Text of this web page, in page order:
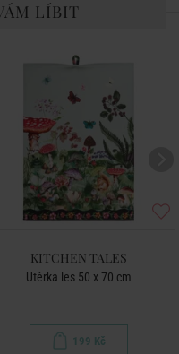
LÍBIT
KITCHEN TALES
Utěrka les 50 x 70 cm
199 Kč